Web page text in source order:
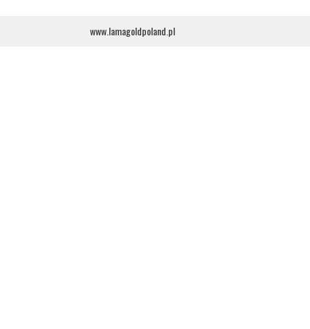
www.lamagoldpoland.pl